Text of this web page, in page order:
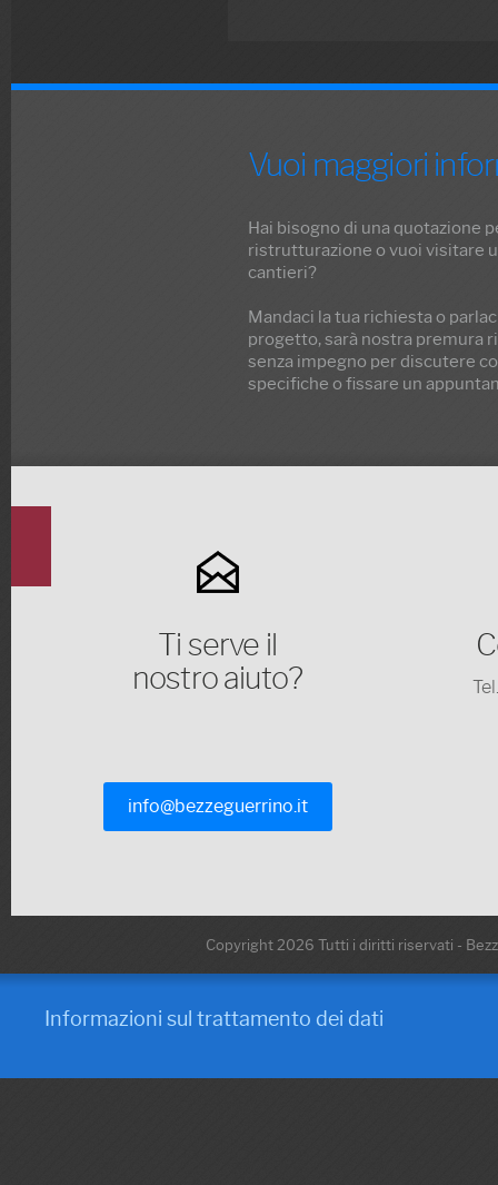
Vuoi maggiori
Hai bisogno di una quotazione
ristrutturazione o vuoi visitare
cantieri?
Mandaci la tua richiesta o
progetto, sarà nostra premura
senza impegno per discutere
specifiche o fissare un
Ti serve il
nostro aiuto?
info@bezzeguerrino.it
Copyright 2026 Tutti i diritti riservati -
Informazioni sul trattamento dei dati